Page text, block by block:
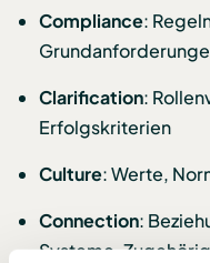
Compliance:
Clarification:
Erfolgskriterien
Culture: Werte,
Connection:
Systeme,